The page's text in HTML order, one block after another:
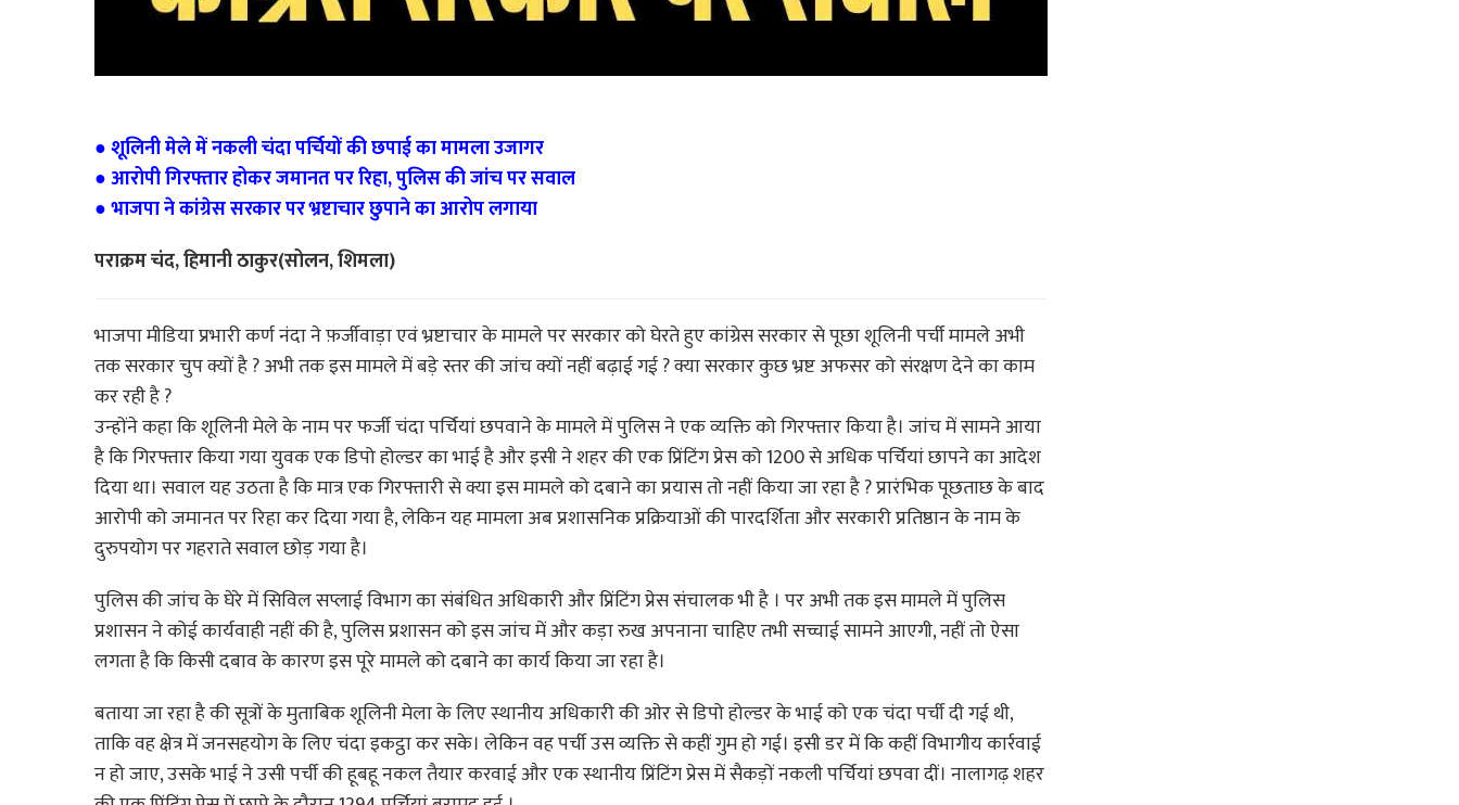
● शूलिनी मेले में नकली चंदा पर्चियों की छपाई का मामला उजागर
● आरोपी गिरफ्तार होकर जमानत पर रिहा, पुलिस की जांच पर सवाल
● भाजपा ने कांग्रेस सरकार पर भ्रष्टाचार छुपाने का आरोप लगाया
पराक्रम चंद, हिमानी ठाकुर(सोलन, शिमला)
भाजपा मीडिया प्रभारी कर्ण नंदा ने फ़र्जीवाड़ा एवं भ्रष्टाचार के मामले पर सरकार को घेरते हुए कांग्रेस सरकार से पूछा शूलिनी पर्ची मामले अभी
तक सरकार चुप क्यों है ? अभी तक इस मामले में बड़े स्तर की जांच क्यों नहीं बढ़ाई गई ? क्या सरकार कुछ भ्रष्ट अफसर को संरक्षण देने का काम
कर रही है ?
उन्होंने कहा कि शूलिनी मेले के नाम पर फर्जी चंदा पर्चियां छपवाने के मामले में पुलिस ने एक व्यक्ति को गिरफ्तार किया है। जांच में सामने आया
है कि गिरफ्तार किया गया युवक एक डिपो होल्डर का भाई है और इसी ने शहर की एक प्रिंटिंग प्रेस को 1200 से अधिक पर्चियां छापने का आदेश
दिया था। सवाल यह उठता है कि मात्र एक गिरफ्तारी से क्या इस मामले को दबाने का प्रयास तो नहीं किया जा रहा है ? प्रारंभिक पूछताछ के बाद
आरोपी को जमानत पर रिहा कर दिया गया है, लेकिन यह मामला अब प्रशासनिक प्रक्रियाओं की पारदर्शिता और सरकारी प्रतिष्ठान के नाम के
दुरुपयोग पर गहराते सवाल छोड़ गया है।
पुलिस की जांच के घेरे में सिविल सप्लाई विभाग का संबंधित अधिकारी और प्रिंटिंग प्रेस संचालक भी है । पर अभी तक इस मामले में पुलिस
प्रशासन ने कोई कार्यवाही नहीं की है, पुलिस प्रशासन को इस जांच में और कड़ा रुख अपनाना चाहिए तभी सच्चाई सामने आएगी, नहीं तो ऐसा
लगता है कि किसी दबाव के कारण इस पूरे मामले को दबाने का कार्य किया जा रहा है।
बताया जा रहा है की सूत्रों के मुताबिक शूलिनी मेला के लिए स्थानीय अधिकारी की ओर से डिपो होल्डर के भाई को एक चंदा पर्ची दी गई थी,
ताकि वह क्षेत्र में जनसहयोग के लिए चंदा इकट्ठा कर सके। लेकिन वह पर्ची उस व्यक्ति से कहीं गुम हो गई। इसी डर में कि कहीं विभागीय कार्रवाई
न हो जाए, उसके भाई ने उसी पर्ची की हूबहू नकल तैयार करवाई और एक स्थानीय प्रिंटिंग प्रेस में सैकड़ों नकली पर्चियां छपवा दीं। नालागढ़ शहर